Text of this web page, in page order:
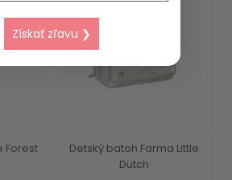
Forest
Detský batoh Farma Little
Dutch
Získať zľavu ❯